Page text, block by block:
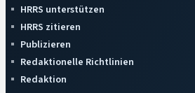
HRRS unterstützen
HRRS zitieren
Publizieren
Redaktionelle Richtlinien
Redaktion